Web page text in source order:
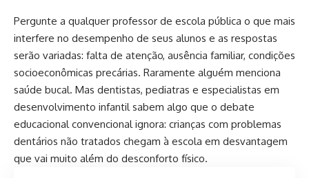
Pergunte a qualquer professor de escola pública o que mais
interfere no desempenho de seus alunos e as respostas
serão variadas: falta de atenção, ausência familiar, condições
socioeconômicas precárias. Raramente alguém menciona
saúde bucal. Mas dentistas, pediatras e especialistas em
desenvolvimento infantil sabem algo que o debate
educacional convencional ignora: crianças com problemas
dentários não tratados chegam à escola em desvantagem
que vai muito além do desconforto físico.